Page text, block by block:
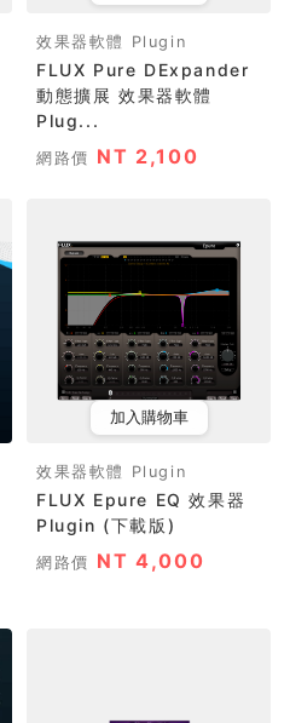
效果器軟體 Plugin
FLUX Pure DExpander
動態擴展 效果器軟體
Plug...
網路價 NT 2,100
加入購物車
效果器軟體 Plugin
FLUX Epure EQ 效果器
Plugin (下載版)
網路價 NT 4,000